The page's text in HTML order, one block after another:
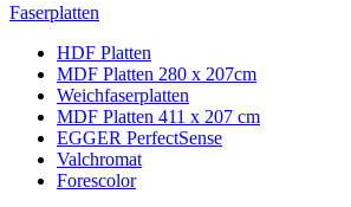
Faserplatten
HDF Platten
MDF Platten 280 x 207cm
Weichfaserplatten
MDF Platten 411 x 207 cm
EGGER PerfectSense
Valchromat
Forescolor